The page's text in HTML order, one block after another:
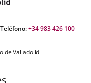
+34 983 426 100
de Valladolid